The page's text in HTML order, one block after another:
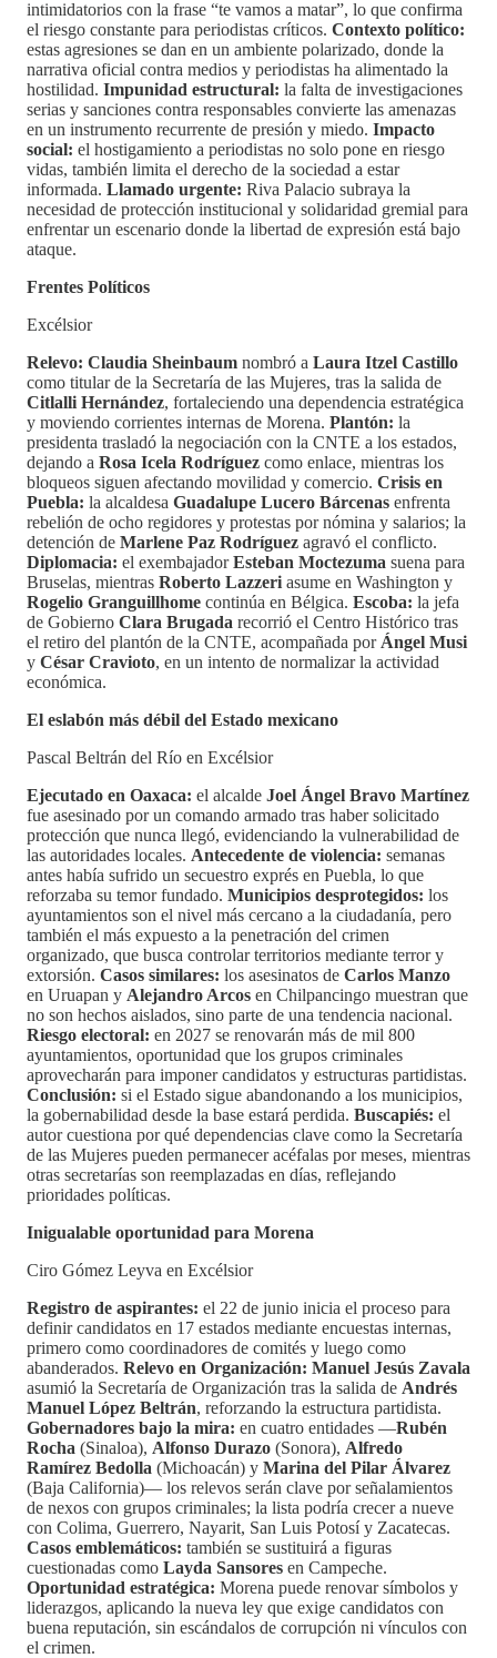
intimidatorios con la frase “te vamos a matar”, lo que confirma
el riesgo constante para periodistas críticos. Contexto político:
estas agresiones se dan en un ambiente polarizado, donde la
narrativa oficial contra medios y periodistas ha alimentado la
hostilidad. Impunidad estructural: la falta de investigaciones
serias y sanciones contra responsables convierte las amenazas
en un instrumento recurrente de presión y miedo. Impacto
social: el hostigamiento a periodistas no solo pone en riesgo
vidas, también limita el derecho de la sociedad a estar
informada. Llamado urgente: Riva Palacio subraya la
necesidad de protección institucional y solidaridad gremial para
enfrentar un escenario donde la libertad de expresión está bajo
ataque.
Frentes Políticos
Excélsior
Relevo: Claudia Sheinbaum nombró a Laura Itzel Castillo
como titular de la Secretaría de las Mujeres, tras la salida de
Citlalli Hernández, fortaleciendo una dependencia estratégica
y moviendo corrientes internas de Morena. Plantón: la
presidenta trasladó la negociación con la CNTE a los estados,
dejando a Rosa Icela Rodríguez como enlace, mientras los
bloqueos siguen afectando movilidad y comercio. Crisis en
Puebla: la alcaldesa Guadalupe Lucero Bárcenas enfrenta
rebelión de ocho regidores y protestas por nómina y salarios; la
detención de Marlene Paz Rodríguez agravó el conflicto.
Diplomacia: el exembajadorEsteban Moctezuma suena para
Bruselas, mientras Roberto Lazzeri asume en Washington y
Rogelio Granguillhome continúa en Bélgica. Escoba: la jefa
de Gobierno Clara Brugada recorrió el Centro Histórico tras
el retiro del plantón de la CNTE, acompañada por Ángel Musi
y César Cravioto, en un intento de normalizar la actividad
económica.
El eslabón más débil del Estado mexicano
Pascal Beltrán del Río en Excélsior
Ejecutado en Oaxaca: el alcalde Joel Ángel Bravo Martínez
fue asesinado por un comando armado tras haber solicitado
protección que nunca llegó, evidenciando la vulnerabilidad de
las autoridades locales. Antecedente de violencia: semanas
antes había sufrido un secuestro exprés en Puebla, lo que
reforzaba su temor fundado. Municipios desprotegidos: los
ayuntamientos son el nivel más cercano a la ciudadanía, pero
también el más expuesto a la penetración del crimen
organizado, que busca controlar territorios mediante terror y
extorsión. Casos similares: los asesinatos de Carlos Manzo
en Uruapan y Alejandro Arcos en Chilpancingo muestran que
no son hechos aislados, sino parte de una tendencia nacional.
Riesgo electoral: en 2027 se renovarán más de mil 800
ayuntamientos, oportunidad que los grupos criminales
aprovecharán para imponer candidatos y estructuras partidistas.
Conclusión: si el Estado sigue abandonando a los municipios,
la gobernabilidad desde la base estará perdida. Buscapiés: el
autor cuestiona por qué dependencias clave como la Secretaría
de las Mujeres pueden permanecer acéfalas por meses, mientras
otras secretarías son reemplazadas en días, reflejando
prioridades políticas.
Inigualable oportunidad para Morena
Ciro Gómez Leyva en Excélsior
Registro de aspirantes: el 22 de junio inicia el proceso para
definir candidatos en 17 estados mediante encuestas internas,
primero como coordinadores de comités y luego como
abanderados. Relevo en Organización: Manuel Jesús Zavala
asumió la Secretaría de Organización tras la salida de Andrés
Manuel López Beltrán, reforzando la estructura partidista.
Gobernadores bajo la mira: en cuatro entidades —Rubén
Rocha (Sinaloa), Alfonso Durazo (Sonora), Alfredo
Ramírez Bedolla (Michoacán) y Marina del Pilar Álvarez
(Baja California)— los relevos serán clave por señalamientos
de nexos con grupos criminales; la lista podría crecer a nueve
con Colima, Guerrero, Nayarit, San Luis Potosí y Zacatecas.
Casos emblemáticos: también se sustituirá a figuras
cuestionadas como Layda Sansores en Campeche.
Oportunidad estratégica: Morena puede renovar símbolos y
liderazgos, aplicando la nueva ley que exige candidatos con
buena reputación, sin escándalos de corrupción ni vínculos con
el crimen.